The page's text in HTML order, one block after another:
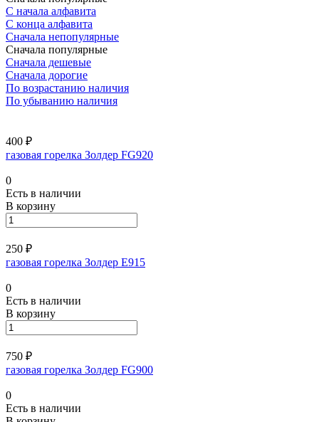
С начала алфавита
С конца алфавита
Сначала непопулярные
Сначала популярные
Сначала дешевые
Сначала дорогие
По возрастанию наличия
По убыванию наличия
400 ₽
газовая горелка Золдер FG920
0
Есть в наличии
В корзину
250 ₽
газовая горелка Золдер Е915
0
Есть в наличии
В корзину
750 ₽
газовая горелка Золдер FG900
0
Есть в наличии